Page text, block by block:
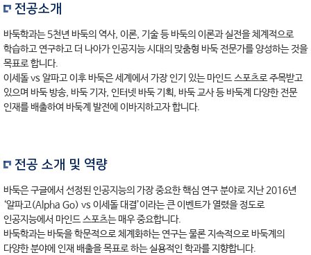
전공소개
바둑학과는 5천년 바둑의 역사, 이론, 기술 등 바둑의 이론과 실전을 체계적으로
학습하고 연구하고 더 나아가 인공지능 시대의 맞춤형 바둑 전문가를 양성하는 것을
목표로 합니다.
이세돌 vs 알파고 이후 바둑은 세계에서 가장 인기 있는 마인드 스포츠로 주목받고
있으며 바둑 방송, 바둑 기자, 인터넷 바둑 기획, 바둑 교사 등 바둑계 다양한 전문
인재를 배출하여 바둑계 발전에 이바지하고자 합니다.
전공 소개 및 역량
바둑은 구글에서 선정된 인공지능의 가장 중요한 핵심 연구 분야로 지난 2016년
‘알파고(Alpha Go) vs 이세돌 대결’이라는 큰 이벤트가 열렸을 정도로
인공지능에서 마인드 스포츠는 매우 중요합니다.
바둑학과는 바둑을 학문적으로 체계화하는 연구는 물론 지속적으로 바둑계의
다양한 분야에 인재 배출을 목표로 하는 실용적인 학과를 지향합니다.